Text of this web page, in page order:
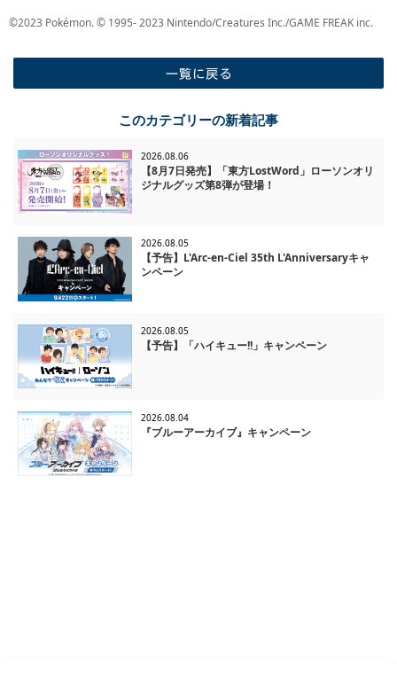
©2023 Pokémon. © 1995- 2023 Nintendo/Creatures Inc./GAME FREAK inc.
このカテゴリーの新着記事
2026.08.06
【8月7日発売】「東方LostWord」ローソンオリ
ジナルグッズ第8弾が登場！
2026.08.05
【予告】L'Arc-en-Ciel 35th L'Anniversaryキャ
ンペーン
2026.08.05
【予告】「ハイキュー!!」キャンペーン
2026.08.04
『ブルーアーカイブ』キャンペーン